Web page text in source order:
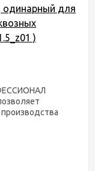
одинарный для
)